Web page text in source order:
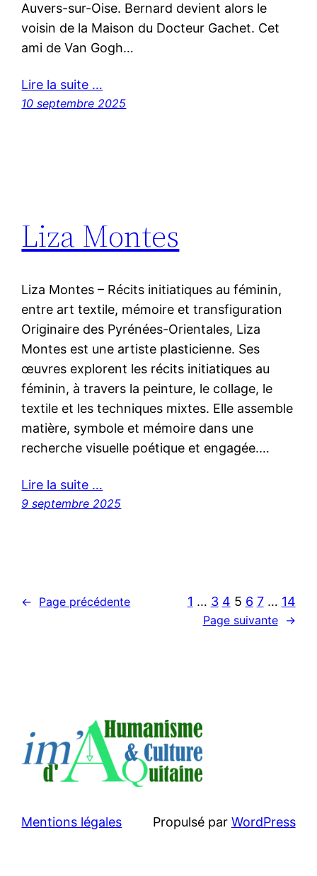
Auvers-sur-Oise. Bernard devient alors le
voisin de la Maison du Docteur Gachet. Cet
ami de Van Gogh…
Lire la suite …
10 septembre 2025
Liza Montes
Liza Montes – Récits initiatiques au féminin,
entre art textile, mémoire et transfiguration
Originaire des Pyrénées-Orientales, Liza
Montes est une artiste plasticienne. Ses
œuvres explorent les récits initiatiques au
féminin, à travers la peinture, le collage, le
textile et les techniques mixtes. Elle assemble
matière, symbole et mémoire dans une
recherche visuelle poétique et engagée.…
Lire la suite …
9 septembre 2025
← Page précédente 1 … 3 4 5 6 7 … 14
Page suivante →
Mentions légales Propulsé par WordPress